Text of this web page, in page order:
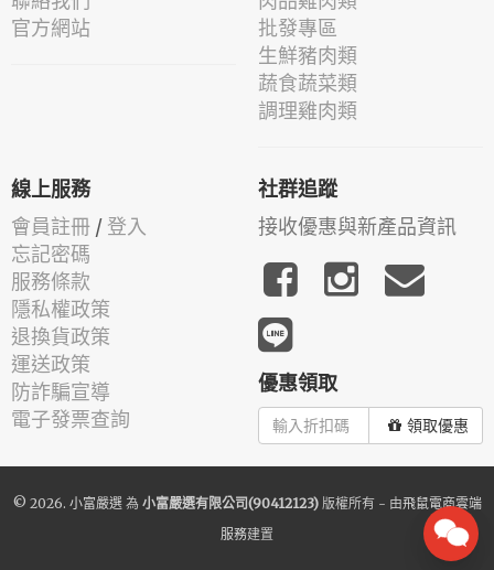
官方網站
批發專區
生鮮豬肉類
蔬食蔬菜類
調理雞肉類
線上服務
會員註冊 / 登入
忘記密碼
服務條款
隱私權政策
退換貨政策
運送政策
防詐騙宣導
電子發票查詢
社群追蹤
接收優惠與新產品資訊
優惠領取
領取優惠
© 2026. 小富嚴選為 小富嚴選有限公司(90412123)版權所有 - 由飛鼠電商雲端
服務建置